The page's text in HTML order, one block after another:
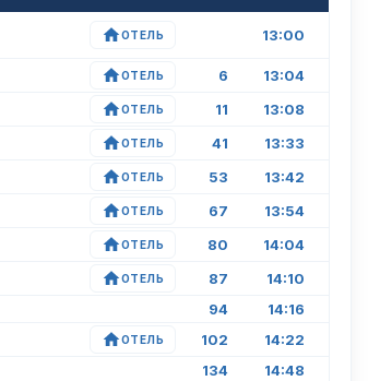
ОТЕЛЬ 13:00
ОТЕЛЬ 6 13:04
ОТЕЛЬ 11 13:08
ОТЕЛЬ 41 13:33
ОТЕЛЬ 53 13:42
ОТЕЛЬ 67 13:54
ОТЕЛЬ 80 14:04
ОТЕЛЬ 87 14:10
94 14:16
ОТЕЛЬ 102 14:22
134 14:48